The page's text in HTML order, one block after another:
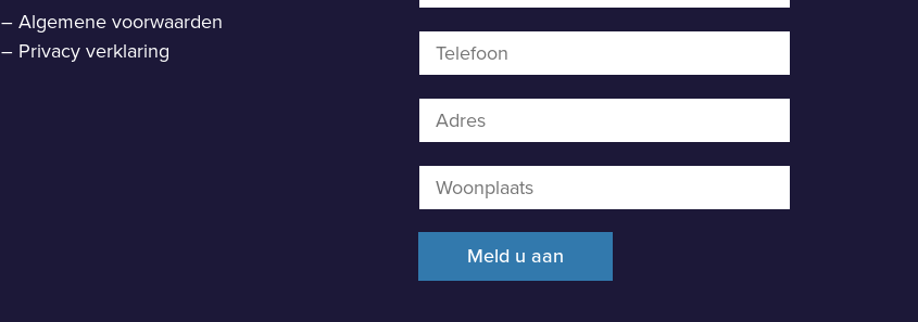
–Algemene voorwaarden
– Privacy verklaring